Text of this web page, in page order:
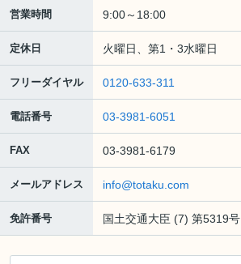
営業時間 9:00～18:00
定休日 火曜日、第1・3水曜日
フリーダイヤル 0120-633-311
電話番号 03-3981-6051
FAX 03-3981-6179
メールアドレス info@totaku.com
免許番号 国土交通大臣 (7) 第5319号